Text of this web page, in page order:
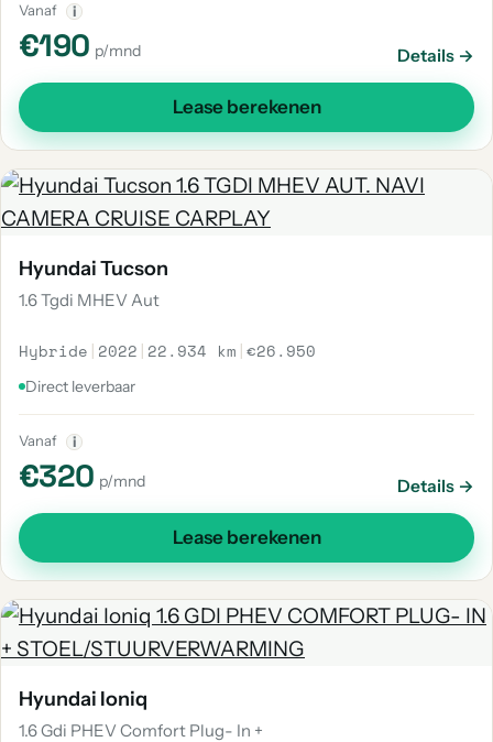
Vanaf i
€190 p/mnd Details →
Lease berekenen
Hyundai Tucson
1.6 Tgdi MHEV Aut
Hybride | 2022 | 22.934 km |€26.950
Direct leverbaar
Vanaf i
€320 p/mnd Details →
Lease berekenen
Hyundai Ioniq
1.6 Gdi PHEV Comfort Plug- In +